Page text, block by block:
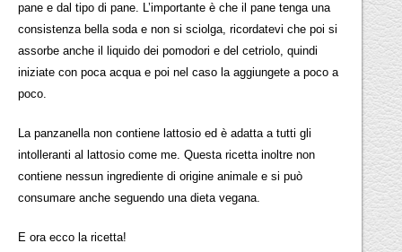
pane e dal tipo di pane. L’importante è che il pane tenga una
consistenza bella soda e non si sciolga, ricordatevi che poi si
assorbe anche il liquido dei pomodori e del cetriolo, quindi
iniziate con poca acqua e poi nel caso la aggiungete a poco a
poco.
La panzanella non contiene lattosio ed è adatta a tutti gli
intolleranti al lattosio come me. Questa ricetta inoltre non
contiene nessun ingrediente di origine animale e si può
consumare anche seguendo una dieta vegana.
E ora ecco la ricetta!